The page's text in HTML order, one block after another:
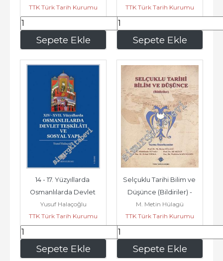
Sepete Ekle
TTK Türk Tarih Kurumu
194,75 Sepete Ekle
2021
TTK Türk Tarih Kurumu
79,20
Sepete Ekle
14 - 17. Yüzyıllarda
Osmanlılarda Devlet
Teşkilâtı ve Sosyal Yapı
-...
Yusuf Halaçoğlu
TTK Türk Tarih Kurumu
85,50 Sepete Ekle
Selçuklu Tarihi Bilim ve
Düşünce (Bildiriler) -
M. Metin Hülagü
TTK Türk Tarih Kurumu
135,00